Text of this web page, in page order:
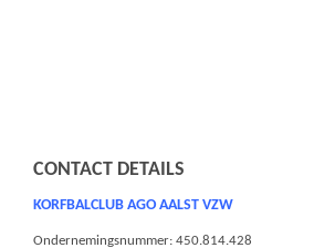
CONTACT DETAILS
KORFBALCLUB AGO AALST VZW
Ondernemingsnummer: 450.814.428